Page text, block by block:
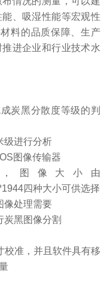
、吸湿性能等宏观性
料的品质保障、生产
进企业和行业技术水
炭黑分散度等级的判
级进行分析
图像传输器
图像大小由
四种大小可供选择
像处理需要
炭黑图像分割
校准，并且软件具有移